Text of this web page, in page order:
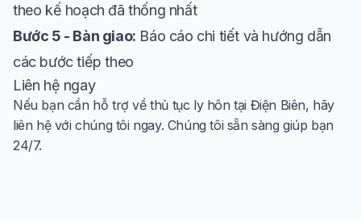
theo kế hoạch đã thống nhất
Bước 5 - Bàn giao: Báo cáo chi tiết và hướng dẫn
các bước tiếp theo
Liên hệ ngay
Nếu bạn cần hỗ trợ về thủ tục ly hôn tại Điện Biên, hãy
liên hệ với chúng tôi ngay. Chúng tôi sẵn sàng giúp bạn
24/7.